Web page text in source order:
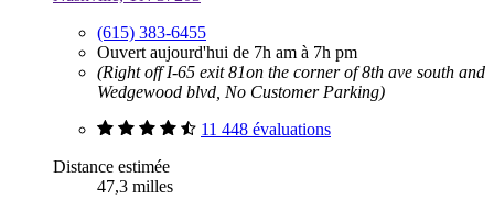
(615) 383-6455
Ouvert aujourd'hui de 7h am à 7h pm
(Right off I-65 exit 81on the corner of 8th ave south and
Wedgewood blvd, No Customer Parking)
11 448 évaluations
Distance estimée
47,3 milles